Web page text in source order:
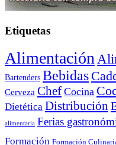
Etiquetas
Alimentación
Bartenders Bebidas
Cerveza Chef Cocina
Dietética Distribución
alimentaria Ferias
Formación Formación